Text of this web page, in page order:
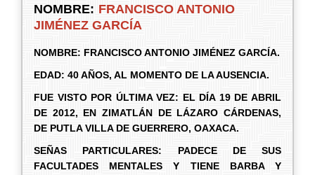
NOMBRE: FRANCISCO ANTONIO
JIMÉNEZ GARCÍA
NOMBRE: FRANCISCO ANTONIO JIMÉNEZ GARCÍA.
EDAD: 40 AÑOS, AL MOMENTO DE LA AUSENCIA.
FUE VISTO POR ÚLTIMA VEZ: EL DÍA 19 DE ABRIL
DE 2012, EN ZIMATLÁN DE LÁZARO CÁRDENAS,
DE PUTLA VILLA DE GUERRERO, OAXACA.
SEÑAS PARTICULARES: PADECE DE SUS
FACULTADES MENTALES Y TIENE BARBA Y